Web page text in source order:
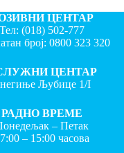
ЦЕНТАР
Тел: (018) 502-777
број:0800 323 320
ЦЕНТАР
Љубице 1/I
РАДНО ВРЕМЕ
– Петак
– 15:00 часова